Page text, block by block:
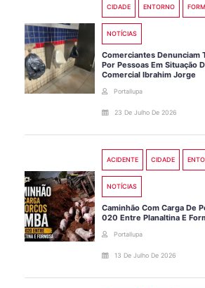
CIDADE ENTORNO
NOTÍCIAS
Comerciantes Denunciam
Por Pessoas Em Situação
Comercial Ibrahim Jorge
Portallupa
23 De Julho De 2026
ACIDENTE CIDADE
NOTÍCIAS
Caminhão Com Carga De
020 Entre Planaltina E
Portallupa
13 De Julho De 2026